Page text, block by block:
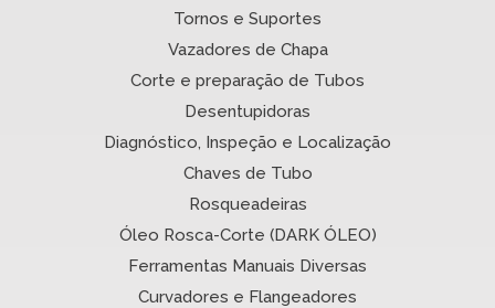
Tornos e Suportes
Vazadores de Chapa
Corte e preparação de Tubos
Desentupidoras
Diagnóstico, Inspeção e Localização
Chaves de Tubo
Rosqueadeiras
Óleo Rosca-Corte (DARK ÓLEO)
Ferramentas Manuais Diversas
Curvadores e Flangeadores